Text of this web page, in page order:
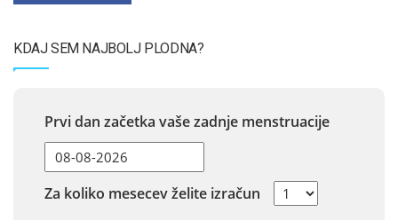
KDAJ SEM NAJBOLJ PLODNA?
Prvi dan začetka vaše zadnje menstruacije
Za koliko mesecev želite izračun